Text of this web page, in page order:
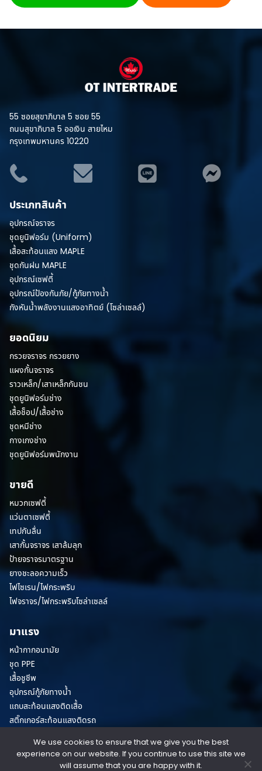
55 ซอยสุขาภิบาล 5 ซอย 55
ถนนสุขาภิบาล 5 ออเงิน สายไหม
กรุงเทพมหานคร 10220
ประเภทสินค้า
อุปกรณ์จราจร
ชุดยูนิฟอร์ม (Uniform)
เสื้อสะท้อนแสง MAPLE
ชุดกันฝน MAPLE
อุปกรณ์เซฟตี้
อุปกรณ์ป้องกันภัย/กู้ภัยทางน้ำ
กังหันน้ำพลังงานแสงอาทิตย์ (โซล่าเซลล์)
ยอดนิยม
กรวยจราจร กรวยยาง
แผงกั้นจราจร
ราวเหล็ก/เสาเหล็กกันชน
ชุดยูนิฟอร์มช่าง
เสื้อช็อป/เสื้อช่าง
ชุดหมีช่าง
กางเกงช่าง
ชุดยูนิฟอร์มพนักงาน
ขายดี
หมวกเซฟตี้
แว่นตาเซฟตี้
เทปกันลื่น
เสากั้นจราจร เสาล้มลุก
ป้ายจราจรมาตรฐาน
ยางชะลอความเร็ว
ไฟไซเรน/ไฟกระพริบ
ไฟจราจร/ไฟกระพริบโซล่าเซลล์
มาแรง
หน้ากากอนามัย
ชุด PPE
เสื้อชูชีพ
อุปกรณ์กู้ภัยทางน้ำ
แถบสะท้อนแสงติดเสื้อ
สติ๊กเกอร์สะท้อนแสงติดรถ
© Copyright 2026 All Rights Reserved.
Terms & Conditions / Privacy Policies
We use cookies to ensure that we give you the best
experience on our website. If you continue to use this site we
will assume that you are happy with it.